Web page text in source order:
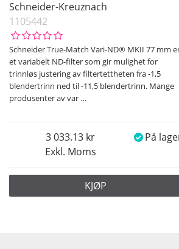
Schneider-Kreuznach
1105442
Schneider True-Match Vari-ND® MKII 77 mm
et variabelt ND-filter som gir mulighet for
trinnløs justering av filtertettheten fra -1,5
blendertrinn ned til -11,5 blendertrinn. Mange
produsenter av var …
Exkl. Moms
3 033.13 På
KJØP